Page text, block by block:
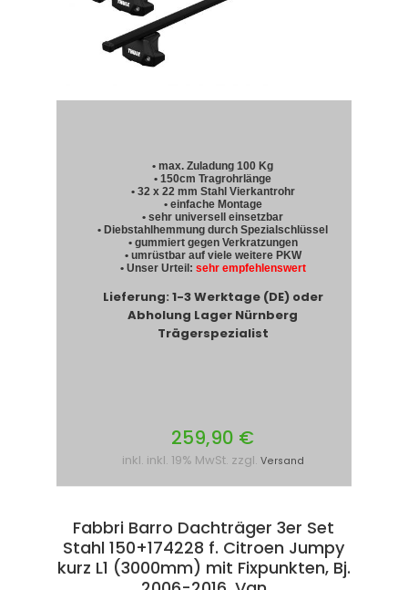
• max. Zuladung 100 Kg
• 150cm Tragrohrlänge
• 32 x 22 mm Stahl Vierkantrohr
• einfache Montage
• sehr universell einsetzbar
• Diebstahlhemmung durch Spezialschlüssel
• gummiert gegen Verkratzungen
• umrüstbar auf viele weitere PKW
• Unser Urteil: sehr empfehlenswert
Lieferung: 1-3 Werktage (DE) oder
Abholung Lager Nürnberg
Trägerspezialist
259,90 €
inkl. inkl. 19% MwSt. zzgl. Versand
Fabbri Barro Dachträger 3er Set
Stahl 150+174228 f. Citroen Jumpy
kurz L1 (3000mm) mit Fixpunkten, Bj.